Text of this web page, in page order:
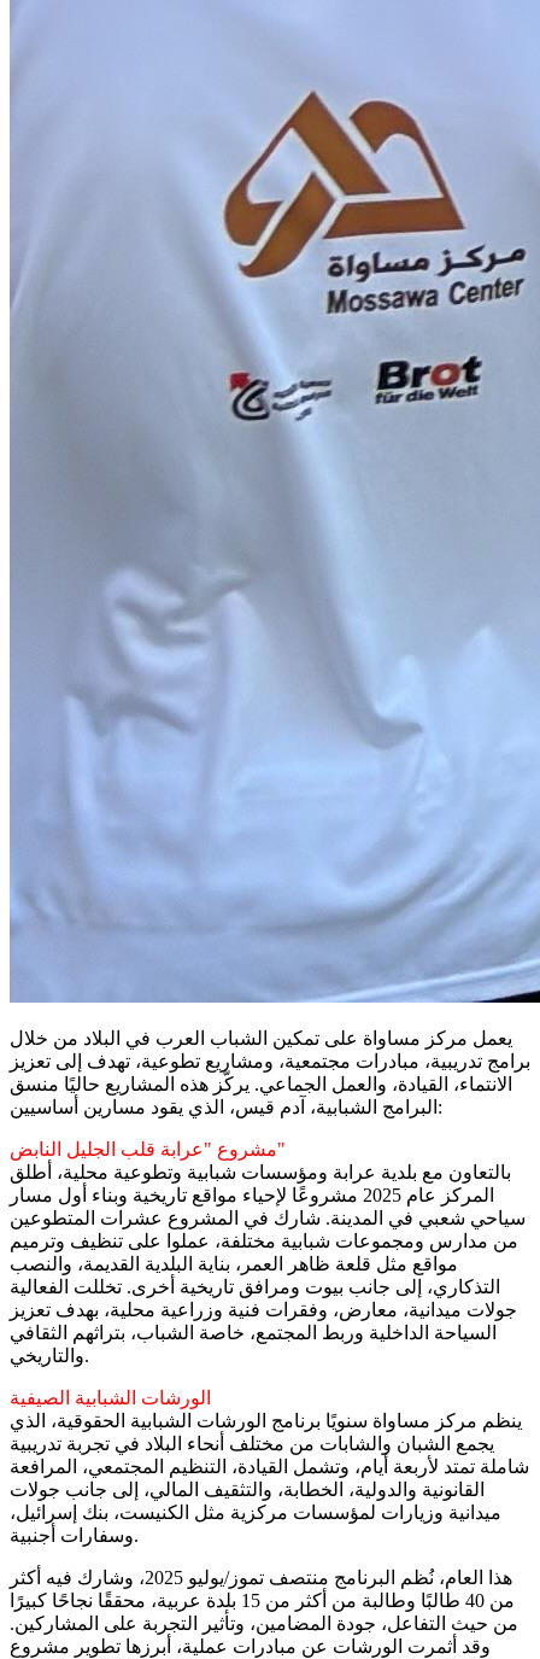
يعمل مركز مساواة على تمكين الشباب العرب في البلاد من خلال
برامج تدريبية، مبادرات مجتمعية، ومشاريع تطوعية، تهدف إلى تعزيز
الانتماء، القيادة، والعمل الجماعي. يركّز هذه المشاريع حاليًا منسق
البرامج الشبابية، آدم قيس، الذي يقود مسارين أساسيين:
مشروع "عرابة قلب الجليل النابض"
بالتعاون مع بلدية عرابة ومؤسسات شبابية وتطوعية محلية، أطلق
المركز عام 2025 مشروعًا لإحياء مواقع تاريخية وبناء أول مسار
سياحي شعبي في المدينة. شارك في المشروع عشرات المتطوعين
من مدارس ومجموعات شبابية مختلفة، عملوا على تنظيف وترميم
مواقع مثل قلعة ظاهر العمر، بناية البلدية القديمة، والنصب
التذكاري، إلى جانب بيوت ومرافق تاريخية أخرى. تخللت الفعالية
جولات ميدانية، معارض، وفقرات فنية وزراعية محلية، بهدف تعزيز
السياحة الداخلية وربط المجتمع، خاصة الشباب، بتراثهم الثقافي
والتاريخي.
الورشات الشبابية الصيفية
ينظم مركز مساواة سنويًا برنامج الورشات الشبابية الحقوقية، الذي
يجمع الشبان والشابات من مختلف أنحاء البلاد في تجربة تدريبية
شاملة تمتد لأربعة أيام، وتشمل القيادة، التنظيم المجتمعي، المرافعة
القانونية والدولية، الخطابة، والتثقيف المالي، إلى جانب جولات
ميدانية وزيارات لمؤسسات مركزية مثل الكنيست، بنك إسرائيل،
وسفارات أجنبية.
هذا العام، نُظم البرنامج منتصف تموز/يوليو 2025، وشارك فيه أكثر
من 40 طالبًا وطالبة من أكثر من 15 بلدة عربية، محققًا نجاحًا كبيرًا
من حيث التفاعل، جودة المضامين، وتأثير التجربة على المشاركين.
وقد أثمرت الورشات عن مبادرات عملية، أبرزها تطوير مشروع